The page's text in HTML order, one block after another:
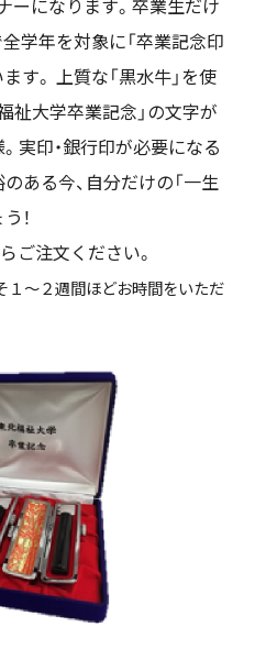
ーになります。卒業生だけ
学年を対象に「卒業記念印
す。 上質な「黒水牛」を使
祉大学卒業記念」の文字が
実印・銀行印が必要になる
ある今、自分だけの「一生
！
ご注文ください。
１～２週間ほどお時間をいただ